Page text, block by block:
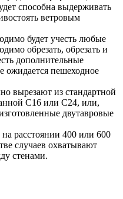
способна выдерживать
ветровым
будет учесть любые
обрезать, обрезать и
дополнительные
ожидается пешеходное
вырезают из стандартной
C16 или C24, или,
двутавровые
расстоянии 400 или 600
случаев охватывают
стенами.